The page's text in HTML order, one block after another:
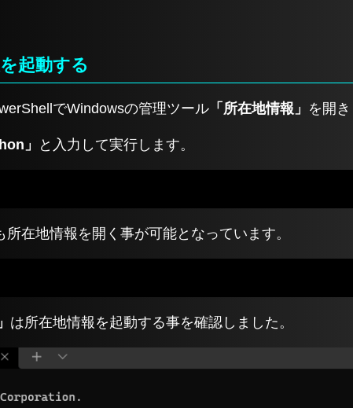
起動する
でWindowsの管理ツール 「所在地情報」 を開
」 と入力して実行します。
在地情報を開く事が可能となっています。
は所在地情報を起動する事を確認しました。